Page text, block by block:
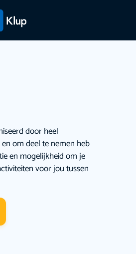
door heel
om deel te nemen heb
en mogelijkheid om je
voor jou tussen